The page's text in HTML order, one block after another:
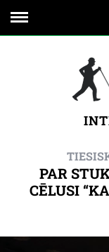
PAR
CĒLUSI